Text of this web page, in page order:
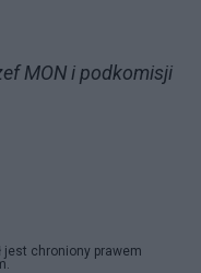
MON i podkomisji
jest chroniony prawem